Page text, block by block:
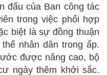
đấu của Ban công tác
trong việc phối hợp
biệt là sự đồng thuận
nhân dân trong ấp.
được nâng cao, bộ
ngày thêm khởi sắc.